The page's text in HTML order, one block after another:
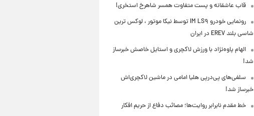
قاب عاشقانه و پست متفاوت همسر شاهرخ استخری!
رونمایی خودرو IM LS۹ توسط نیکا موتور ، لوکس ترین
شاسی بلند EREV در ایران
الهام پاوه‌نژاد با ورزش لاکچری و استایل خاصش خبرساز
شد!
سلفی‌های پی‌درپی هلیا امامی در ماشین لاکچری‌اش
خبرساز شد!
خط مقدم نابرابر روایت‌ها؛ مصائب دفاع از حریم افکار